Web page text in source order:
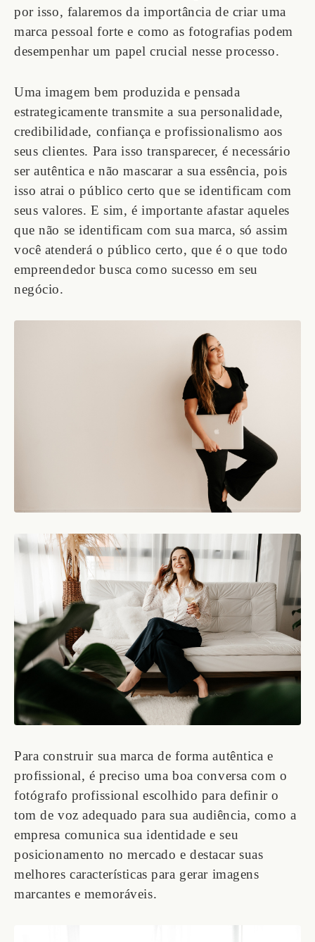
por isso, falaremos da importância de criar uma
marca pessoal forte e como as fotografias podem
desempenhar um papel crucial nesse processo.
Uma imagem bem produzida e pensada
estrategicamente transmite a sua personalidade,
credibilidade, confiança e profissionalismo aos
seus clientes. Para isso transparecer, é necessário
ser autêntica e não mascarar a sua essência, pois
isso atrai o público certo que se identificam com
seus valores. E sim, é importante afastar aqueles
que não se identificam com sua marca, só assim
você atenderá o público certo, que é o que todo
empreendedor busca como sucesso em seu
negócio.
Para construir sua marca de forma autêntica e
profissional, é preciso uma boa conversa com o
fotógrafo profissional escolhido para definir o
tom de voz adequado para sua audiência, como a
empresa comunica sua identidade e seu
posicionamento no mercado e destacar suas
melhores características para gerar imagens
marcantes e memoráveis.